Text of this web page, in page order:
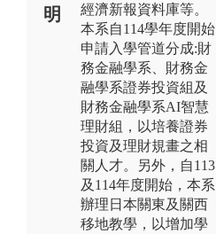
明
經濟新報資料庫等。
本系自114學年度開始
申請入學管道分成:財
務金融學系、財務金
融學系證券投資組及
財務金融學系AI智慧
理財組，以培養證券
投資及理財規畫之相
關人才。另外，自113
及114年度開始，本系
辦理日本關東及關西
移地教學，以增加學